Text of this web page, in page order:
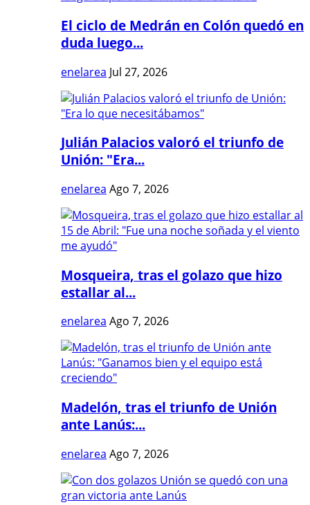
El ciclo de Medrán en Colón quedó en
duda luego...
enelarea Jul 27, 2026
Julián Palacios valoró el triunfo de
Unión: "Era...
enelarea Ago 7, 2026
Mosqueira, tras el golazo que hizo
estallar al...
enelarea Ago 7, 2026
Madelón, tras el triunfo de Unión
ante Lanús:...
enelarea Ago 7, 2026